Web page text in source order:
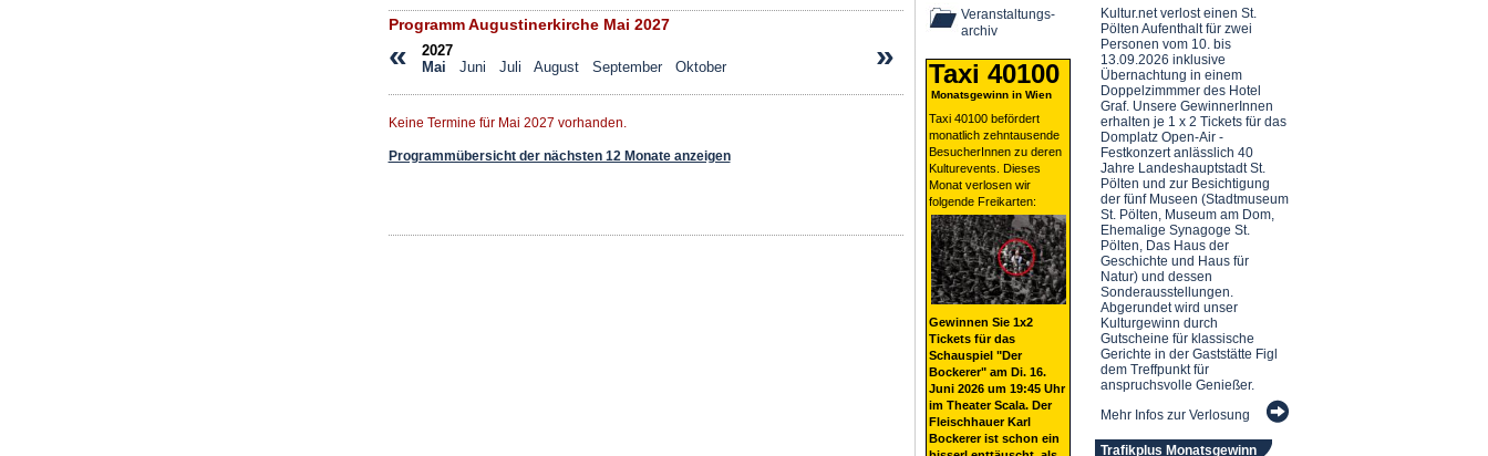
Programm Augustinerkirche Mai 2027
« »
2027
Mai
Juni Juli August September Oktober
Keine Termine für Mai 2027 vorhanden.
Programmübersicht der nächsten 12 Monate anzeigen
Veranstaltungs-
archiv
Taxi 40100
Monatsgewinn in Wien
Taxi 40100 befördert
monatlich zehntausende
BesucherInnen zu deren
Kulturevents. Dieses
Monat verlosen wir
folgende Freikarten:
Gewinnen Sie 1x2
Tickets für das
Schauspiel "Der
Bockerer" am Di. 16.
Juni 2026 um 19:45 Uhr
im Theater Scala. Der
Fleischhauer Karl
Bockerer ist schon ein
Kultur.net verlost einen St.
Pölten Aufenthalt für zwei
Personen vom 10. bis
13.09.2026 inklusive
Übernachtung in einem
Doppelzimmmer des Hotel
Graf. Unsere GewinnerInnen
erhalten je 1 x 2 Tickets für das
Domplatz Open-Air -
Festkonzert anlässlich 40
Jahre Landeshauptstadt St.
Pölten und zur Besichtigung
der fünf Museen (Stadtmuseum
St. Pölten, Museum am Dom,
Ehemalige Synagoge St.
Pölten, Das Haus der
Geschichte und Haus für
Natur) und dessen
Sonderausstellungen.
Abgerundet wird unser
Kulturgewinn durch
Gutscheine für klassische
Gerichte in der Gaststätte Figl
dem Treffpunkt für
anspruchsvolle Genießer.
Mehr Infos zur Verlosung
Trafikplus Monatsgewinn